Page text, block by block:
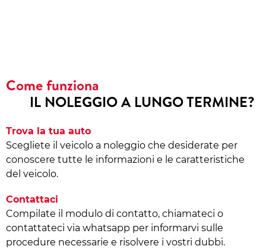
Come funziona
IL NOLEGGIO A LUNGO TERMINE?
Trova la tua auto
Scegliete il veicolo a noleggio che desiderate per
conoscere tutte le informazioni e le caratteristiche
del veicolo.
Contattaci
Compilate il modulo di contatto, chiamateci o
contattateci via whatsapp per informarvi sulle
procedure necessarie e risolvere i vostri dubbi.